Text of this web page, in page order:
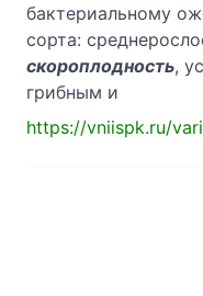
бактериальному
сорта:
скороплодность,
грибным и
https://vniispk.ru/